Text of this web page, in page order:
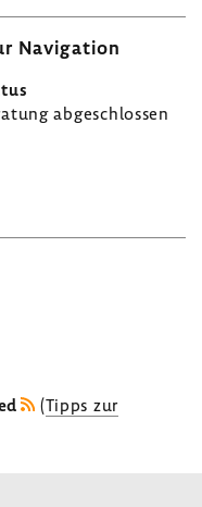
Navi­ga­tion
abge­schlossen
(Tipps zur